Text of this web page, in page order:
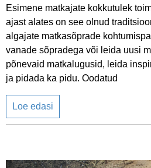
Esimene matkajate kokkutulek
ajast alates on see olnud
algajate matkasõprade
vanade sõpradega või leida uusi
põnevaid matkalugusid, leida
ja pidada ka pidu. Oodatud
Loe edasi